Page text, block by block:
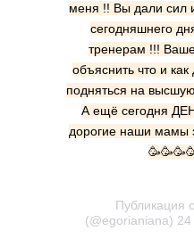
меня !! Вы дали сил
сегодняшнего
тренерам !!!
объяснить что и
подняться на
А ещё сегодня
дорогие наши мамы
Публикация
(@egorianiana)